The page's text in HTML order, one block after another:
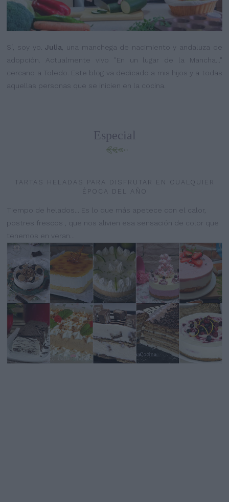
Sí, soy yo.Julia, una manchega de nacimiento y andaluza de
adopción. Actualmente vivo "En un lugar de la Mancha..."
cercano a Toledo. Este blog va dedicado a mis hijos y a todas
aquellas personas que se inicien en la cocina.
Especial
TARTAS HELADAS PARA DISFRUTAR EN CUALQUIER
ÉPOCA DEL AÑO
Tiempo de helados... Es lo que más apetece con el calor,
postres frescos , que nos alivien esa sensación de color que
tenemos en veran...